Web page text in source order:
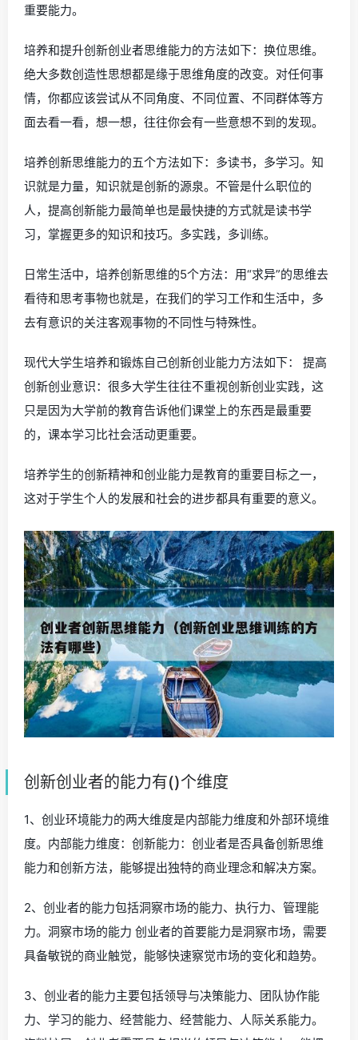
重要能力。
培养和提升创新创业者思维能力的方法如下：换位思维。
绝大多数创造性思想都是缘于思维角度的改变。对任何事
情，你都应该尝试从不同角度、不同位置、不同群体等方
面去看一看，想一想，往往你会有一些意想不到的发现。
培养创新思维能力的五个方法如下：多读书，多学习。知
识就是力量，知识就是创新的源泉。不管是什么职位的
人，提高创新能力最简单也是最快捷的方式就是读书学
习，掌握更多的知识和技巧。多实践，多训练。
日常生活中，培养创新思维的5个方法：用“求异”的思维去
看待和思考事物也就是，在我们的学习工作和生活中，多
去有意识的关注客观事物的不同性与特殊性。
现代大学生培养和锻炼自己创新创业能力方法如下： 提高
创新创业意识：很多大学生往往不重视创新创业实践，这
只是因为大学前的教育告诉他们课堂上的东西是最重要
的，课本学习比社会活动更重要。
培养学生的创新精神和创业能力是教育的重要目标之一，
这对于学生个人的发展和社会的进步都具有重要的意义。
创新创业者的能力有()个维度
1、创业环境能力的两大维度是内部能力维度和外部环境维
度。内部能力维度：创新能力：创业者是否具备创新思维
能力和创新方法，能够提出独特的商业理念和解决方案。
2、创业者的能力包括洞察市场的能力、执行力、管理能
力。洞察市场的能力 创业者的首要能力是洞察市场，需要
具备敏锐的商业触觉，能够快速察觉市场的变化和趋势。
3、创业者的能力主要包括领导与决策能力、团队协作能
力、学习的能力、经营能力、经营能力、人际关系能力。